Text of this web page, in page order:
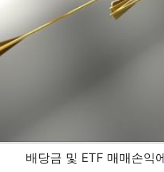
배당금 및 ETF 매매손익